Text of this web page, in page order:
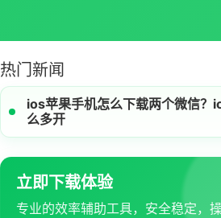
热门新闻
ios苹果手机怎么下载两个微信？
么多开
立即下载体验
专业的效率辅助工具，安全稳定，